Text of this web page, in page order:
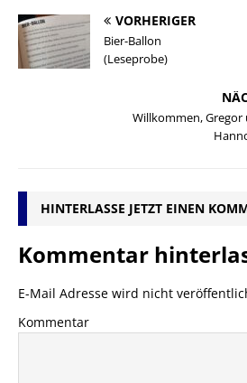
VORHERIGER
Bier-Ballon
(Leseprobe)
Willkommen, Gregor
HINTERLASSE JETZT EINEN
Kommentar
E-Mail Adresse wird nicht
Kommentar